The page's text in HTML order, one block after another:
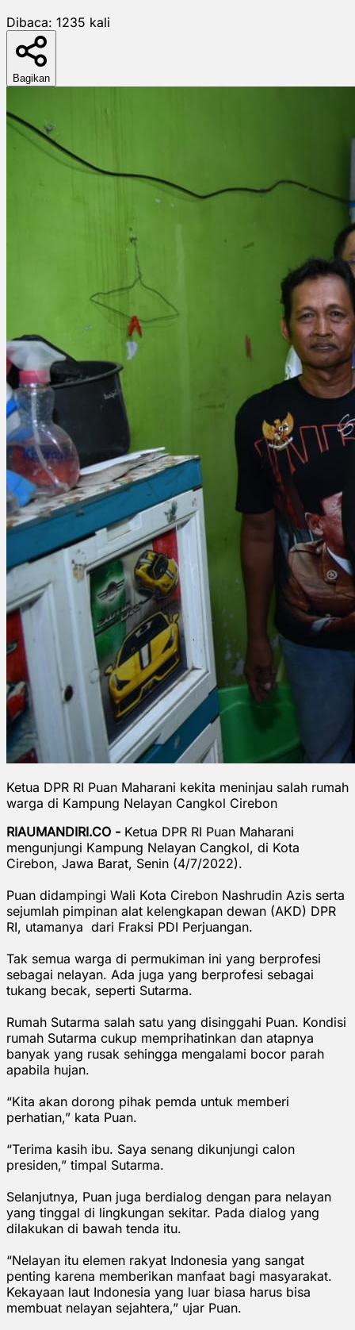
Dibaca: 1235 kali
Bagikan
Ketua DPR RI Puan Maharani kekita meninjau salah rumah
warga di Kampung Nelayan Cangkol Cirebon
RIAUMANDIRI.CO - Ketua DPR RI Puan Maharani
mengunjungi Kampung Nelayan Cangkol, di Kota
Cirebon, Jawa Barat, Senin (4/7/2022).
Puan didampingi Wali Kota Cirebon Nashrudin Azis serta
sejumlah pimpinan alat kelengkapan dewan (AKD) DPR
RI, utamanya dari Fraksi PDI Perjuangan.
Tak semua warga di permukiman ini yang berprofesi
sebagai nelayan. Ada juga yang berprofesi sebagai
tukang becak, seperti Sutarma.
Rumah Sutarma salah satu yang disinggahi Puan. Kondisi
rumah Sutarma cukup memprihatinkan dan atapnya
banyak yang rusak sehingga mengalami bocor parah
apabila hujan.
“Kita akan dorong pihak pemda untuk memberi
perhatian,” kata Puan.
“Terima kasih ibu. Saya senang dikunjungi calon
presiden,” timpal Sutarma.
Selanjutnya, Puan juga berdialog dengan para nelayan
yang tinggal di lingkungan sekitar. Pada dialog yang
dilakukan di bawah tenda itu.
“Nelayan itu elemen rakyat Indonesia yang sangat
penting karena memberikan manfaat bagi masyarakat.
Kekayaan laut Indonesia yang luar biasa harus bisa
membuat nelayan sejahtera,” ujar Puan.